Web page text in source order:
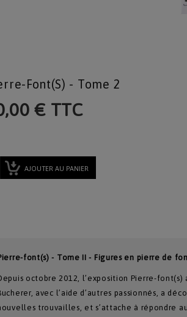
Font(s) - Tome 2
€ TTC
AJOUTER AU PANIER
font(s) - Tome II - Figures en pierre de
octobre 2012, l’exposition Pierre-
avec l’aide d’autres passionnés, a
trouvailles, et s’attache à répondre